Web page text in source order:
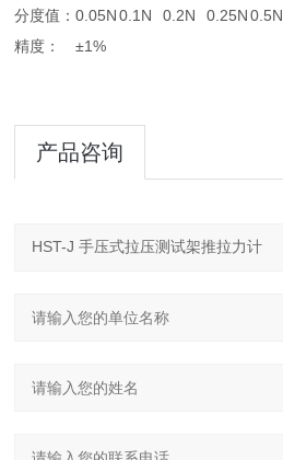
分度值：0.05N 0.1N 0.2N 0.25N 0.5N
精度：
±1%
产品咨询